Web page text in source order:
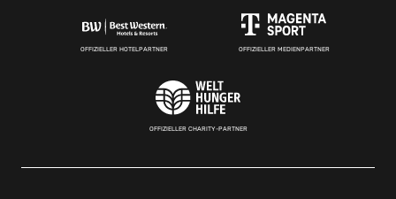
OFFIZIELLER HOTELPARTNER OFFIZIELLER MEDIENPARTNER
OFFIZIELLER CHARITY-PARTNER